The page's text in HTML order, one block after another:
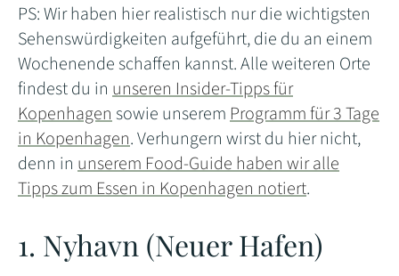
PS: Wir haben hier realistisch nur die wichtigsten
Sehenswürdigkeiten aufgeführt, die du an einem
Wochenende schaffen kannst. Alle weiteren Orte
findest du in unseren Insider-Tipps für
Kopenhagen sowie unserem Programm für 3 Tage
in Kopenhagen. Verhungern wirst du hier nicht,
denn in unserem Food-Guide haben wir alle
Tipps zum Essen in Kopenhagen notiert.
1. Nyhavn (Neuer Hafen)